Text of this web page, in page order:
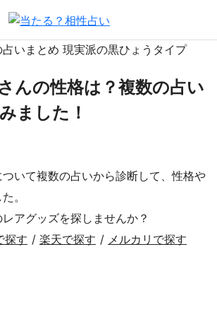
んの性格は？複数の占い
ました！
いて複数の占いから診断して、性格や
。
アグッズを探しませんか？
探す / 楽天で探す / メルカリで探す